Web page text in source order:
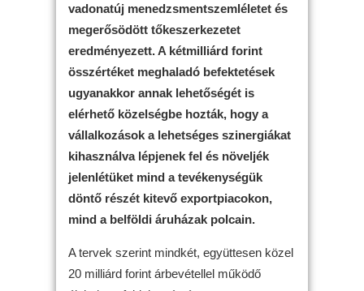
vadonatúj menedzsmentszemléletet és
megerősödött tőkeszerkezetet
eredményezett. A kétmilliárd forint
összértéket meghaladó befektetések
ugyanakkor annak lehetőségét is
elérhető közelségbe hozták, hogy a
vállalkozások a lehetséges szinergiákat
kihasználva lépjenek fel és növeljék
jelenlétüket mind a tevékenységük
döntő részét kitevő exportpiacokon,
mind a belföldi áruházak polcain.
A tervek szerint mindkét, együttesen közel
20 milliárd forint árbevétellel működő